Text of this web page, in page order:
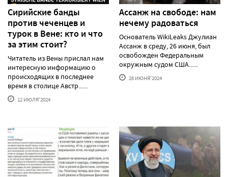
Сирийские банды
против чеченцев и
турок в Вене: кто и что
за этим стоит?
Читатель из Вены прислал нам
интересную информацию о
происходящих в последнее
время в столице Австр......
12 ИЮЛЯ'2024
Ассанж на свободе: нам
нечему радоваться
Основатель WikiLeaks Джулиан
Ассанж в среду, 26 июня, был
освобожден Федеральным
окружным судом США......
28 ИЮНЯ'2024